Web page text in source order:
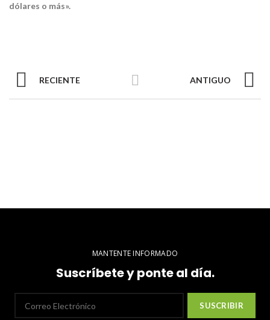
dólares o más».
RECIENTE ANTIGUO
MANTENTE INFORMADO
Suscríbete y ponte al día.